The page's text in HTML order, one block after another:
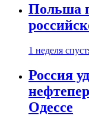
Польша
1 неделя
Россия
Одессе